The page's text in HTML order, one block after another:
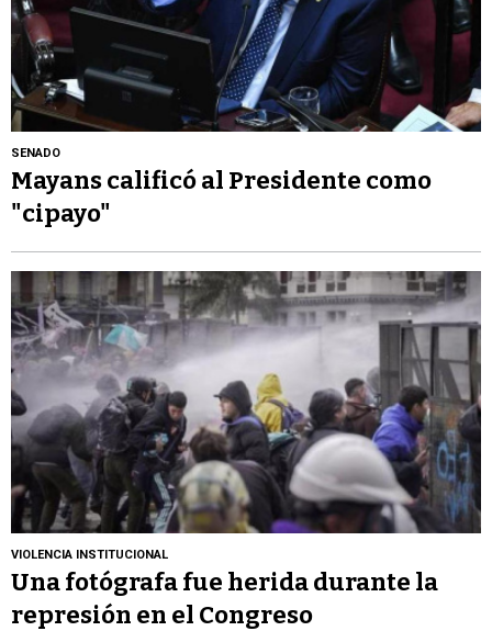
SENADO
Mayans calificó al Presidente como
"cipayo"
VIOLENCIA INSTITUCIONAL
Una fotógrafa fue herida durante la
represión en el Congreso